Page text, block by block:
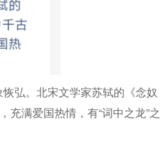
弘。北宋文学家苏轼的《念奴
充满爱国热情，有“词中之龙”之